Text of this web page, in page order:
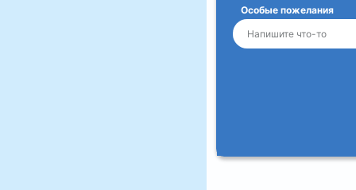
Особые пожелания